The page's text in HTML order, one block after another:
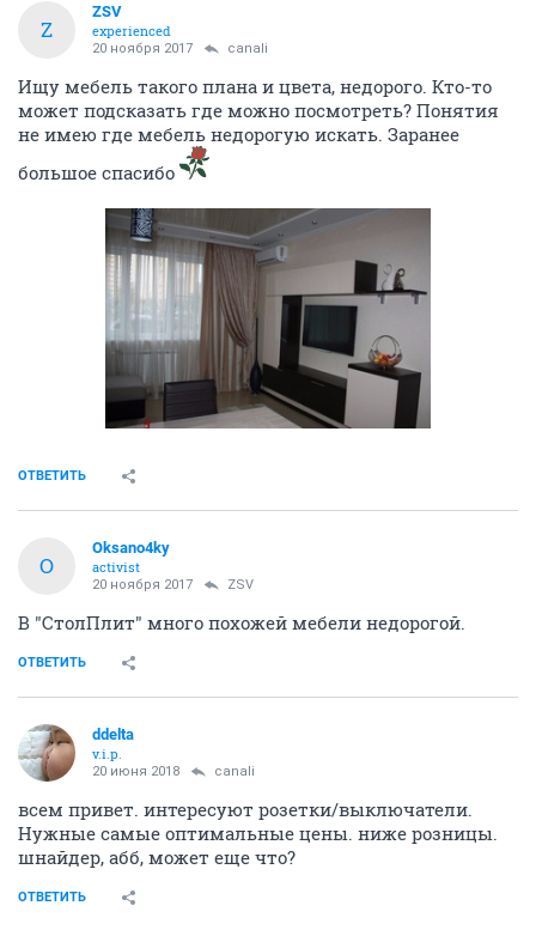
Z
ZSV
experienced
20 ноября 2017 canali
Ищу мебель такого плана и цвета, недорого. Кто-то
может подсказать где можно посмотреть? Понятия
не имею где мебель недорогую искать. Заранее
большое спасибо
ОТВЕТИТЬ
O
Oksano4ky
activist
20 ноября 2017 ZSV
В "СтолПлит" много похожей мебели недорогой.
ОТВЕТИТЬ
ddelta
v.i.p.
20 июня 2018 canali
всем привет. интересуют розетки/выключатели.
Нужные самые оптимальные цены. ниже розницы.
шнайдер, абб, может еще что?
ОТВЕТИТЬ